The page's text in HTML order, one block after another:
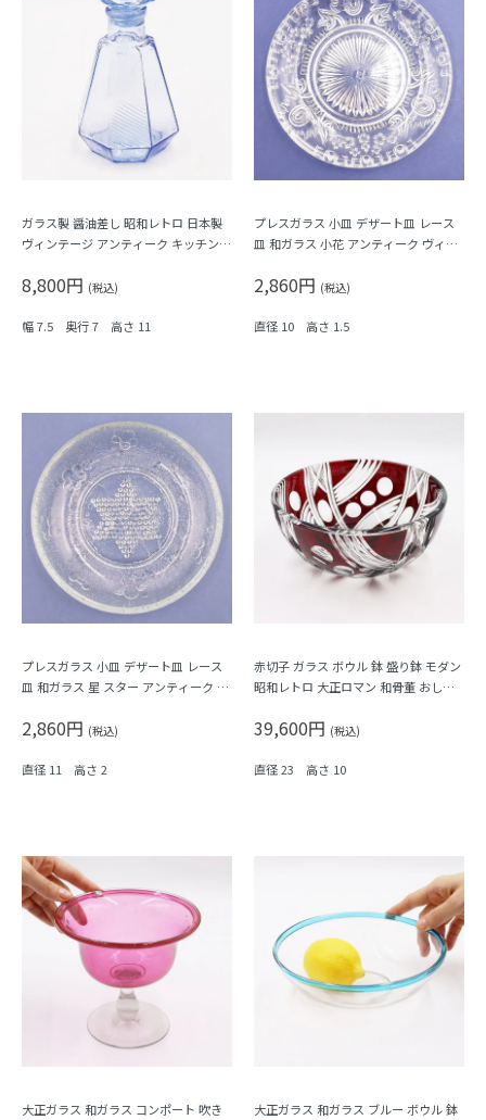
ガラス製 醤油差し 昭和レトロ 日本製
ヴィンテージ アンティーク キッチン用
8,800円 (税込)
幅 7.5 奥行 7 高さ 11
プレスガラス 小皿 デザート皿 レース
皿 和ガラス 小花 アンティーク ヴィン
ック
2,860円 (税込)
直径 10 高さ 1.5
プレスガラス 小皿 デザート皿 レース
皿 和ガラス 星 スター アンティーク ヴ
ラシック（少々難あり）
2,860円 (税込)
直径 11 高さ 2
赤切子 ガラス ボウル 鉢 盛り鉢 モダン
昭和レトロ 大正ロマン 和骨董 おしゃ
39,600円 (税込)
直径 23 高さ 10
大正ガラス 和ガラス コンポート 吹き
大正ガラス 和ガラス ブルー ボウル 鉢